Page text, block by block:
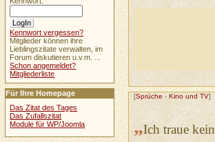
[Sprüche - Kino und TV]
„Ich traue
Kennwort vergessen?
Mitglieder können ihre
Lieblingszitate verwalten, im
Forum diskutieren u.v.m. ...
Schon angemeldet?
Mitgliederliste
Für Ihre Homepage
Das Zitat des Tages
Das Zufallszitat
Module für WP/Joomla